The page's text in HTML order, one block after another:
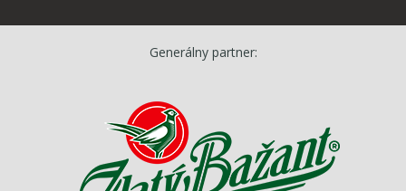
Generálny partner: